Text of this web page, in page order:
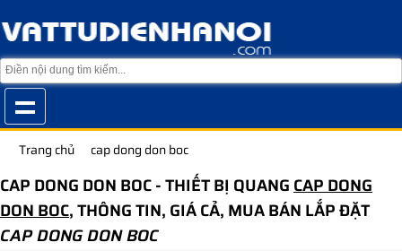
Trang chủ cap dong don boc
CAP DONG DON BOC - THIẾT BỊ QUANGCAP DONG
DON BOC, THÔNG TIN, GIÁ CẢ, MUA BÁN LẮP ĐẶT
CAP DONG DON BOC